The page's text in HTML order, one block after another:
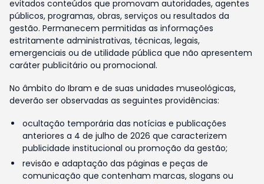
evitados conteúdos que promovam autoridades, agentes
públicos, programas, obras, serviços ou resultados da
gestão. Permanecem permitidas as informações
estritamente administrativas, técnicas, legais,
emergenciais ou de utilidade pública que não apresentem
caráter publicitário ou promocional.
No âmbito do Ibram e de suas unidades museológicas,
deverão ser observadas as seguintes providências:
ocultação temporária das notícias e publicações
anteriores a 4 de julho de 2026 que caracterizem
publicidade institucional ou promoção da gestão;
revisão e adaptação das páginas e peças de
comunicação que contenham marcas, slogans ou